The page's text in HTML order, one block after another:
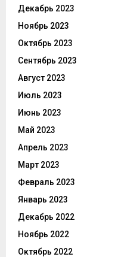
Декабрь 2023
Ноябрь 2023
Октябрь 2023
Сентябрь 2023
Август 2023
Июль 2023
Июнь 2023
Май 2023
Апрель 2023
Март 2023
Февраль 2023
Январь 2023
Декабрь 2022
Ноябрь 2022
Октябрь 2022